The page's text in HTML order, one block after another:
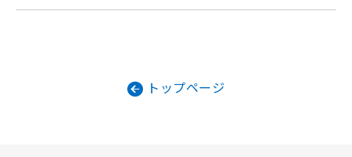
トップページ